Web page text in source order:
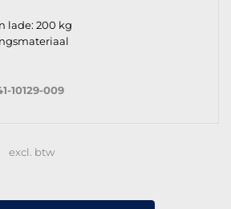
lade: 200 kg
10129-009
excl. btw